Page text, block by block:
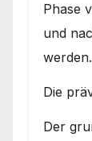
Phase
und
werden.
Die
Der